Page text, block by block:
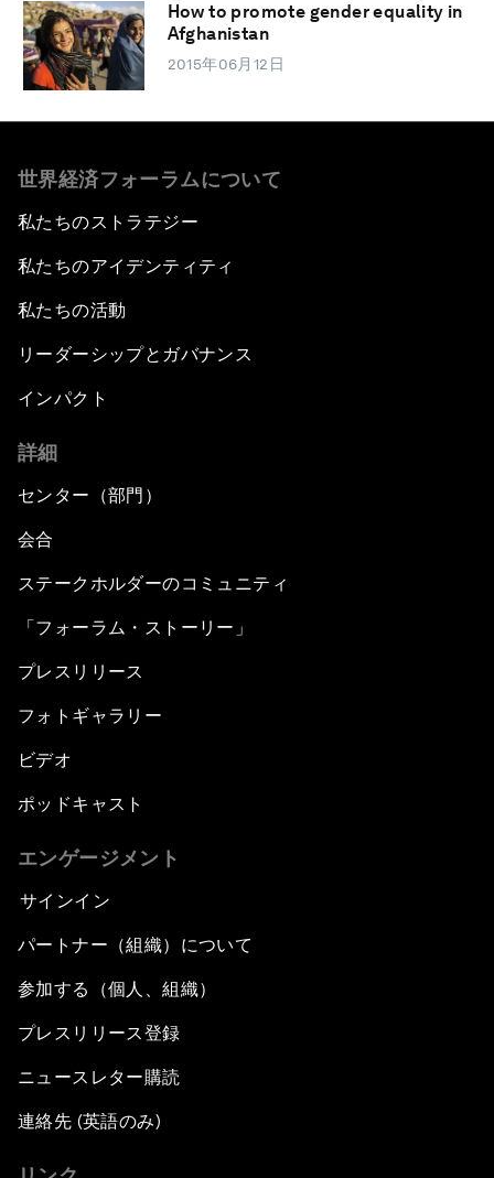
How to promote gender equality in
Afghanistan
2015年06月12日
世界経済フォーラムについて
私たちのストラテジー
私たちのアイデンティティ
私たちの活動
リーダーシップとガバナンス
インパクト
詳細
センター（部門）
会合
ステークホルダーのコミュニティ
「フォーラム・ストーリー」
プレスリリース
フォトギャラリー
ビデオ
ポッドキャスト
エンゲージメント
サインイン
パートナー（組織）について
参加する（個人、組織）
プレスリリース登録
ニュースレター購読
連絡先 (英語のみ)